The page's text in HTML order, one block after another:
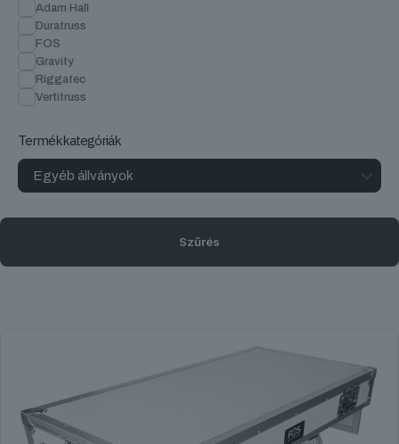
Adam Hall
Duratruss
FOS
Gravity
Riggatec
Vertitruss
Termékkategóriák
Szűrés